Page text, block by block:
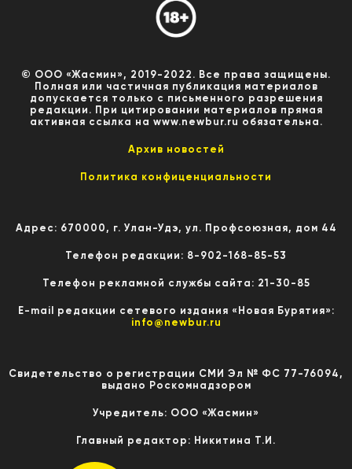
© ООО «Жасмин», 2019-2022. Все права защищены.
Полная или частичная публикация материалов
допускается только с письменного разрешения
редакции. При цитировании материалов прямая
активная ссылка на www.newbur.ru обязательна.
Архив новостей
Политика конфиценциальности
Адрес: 670000, г. Улан-Удэ, ул. Профсоюзная, дом 44
Телефон редакции: 8-902-168-85-53
Телефон рекламной службы сайта: 21-30-85
E-mail редакции сетевого издания «Новая Бурятия»:
info@newbur.ru
Свидетельство о регистрации СМИ Эл № ФС 77-76094,
выдано Роскомнадзором
Учредитель: ООО «Жасмин»
Главный редактор: Никитина Т.И.